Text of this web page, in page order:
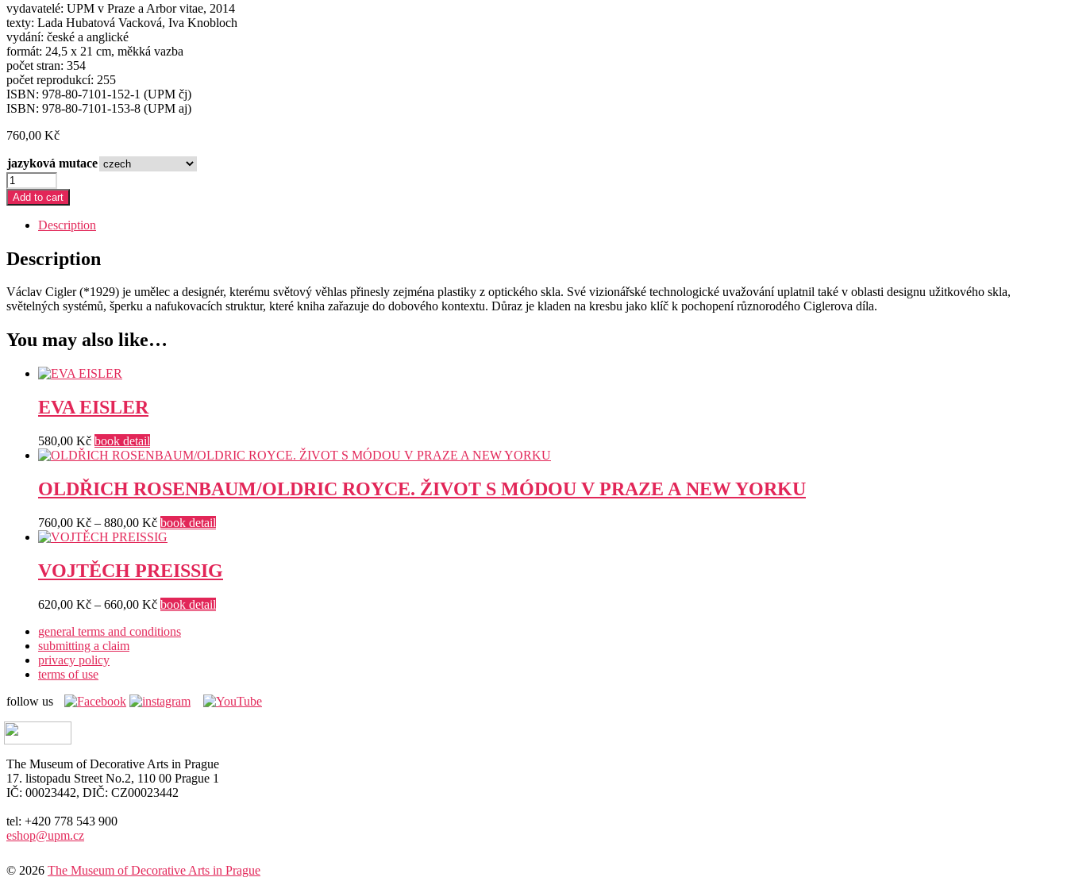
vydavatelé: UPM v Praze a Arbor vitae, 2014
texty: Lada Hubatová Vacková, Iva Knobloch
vydání: české a anglické
formát: 24,5 x 21 cm, měkká vazba
počet stran: 354
počet reprodukcí: 255
ISBN: 978-80-7101-152-1 (UPM čj)
ISBN: 978-80-7101-153-8 (UPM aj)
760,00 Kč
jazyková mutace
VÁCLAV
CIGLER
quantity
Add to cart
Description
Description
Václav Cigler (*1929) je umělec a designér, kterému světový věhlas přinesly zejména plastiky z optického skla. Své vizionářské technologické uvažování uplatnil také v oblasti designu užitkového skla,
světelných systémů, šperku a nafukovacích struktur, které kniha zařazuje do dobového kontextu. Důraz je kladen na kresbu jako klíč k pochopení různorodého Ciglerova díla.
You may also like…
EVA EISLER
580,00 Kč book detail
OLDŘICH ROSENBAUM/OLDRIC ROYCE. ŽIVOT S MÓDOU V PRAZE A NEW YORKU
760,00 Kč – 880,00 KčPrice
range:
through
880,00 Kč
book detail
VOJTĚCH PREISSIG
620,00 Kč – 660,00 KčPrice
620,00 Kč
book detail
general terms and conditions
submitting a claim
privacy policy
terms of use
follow us
The Museum of Decorative Arts in Prague
17. listopadu Street No.2, 110 00 Prague 1
IČ: 00023442, DIČ: CZ00023442
tel: +420 778 543 900
eshop@upm.cz
© 2026 The Museum of Decorative Arts in Prague